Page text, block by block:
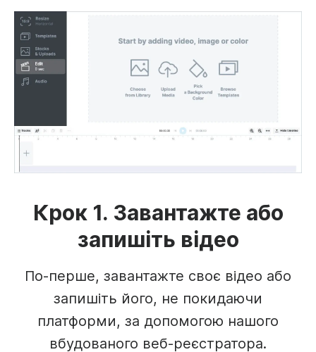
Крок 1. Завантажте або
запишіть відео
По-перше, завантажте своє відео або
запишіть його, не покидаючи
платформи, за допомогою нашого
вбудованого веб-реєстратора.